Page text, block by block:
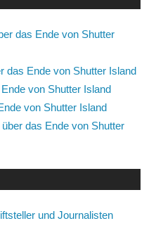
das Ende von Shutter
das Ende von Shutter Island
von Shutter Island
von Shutter Island
das Ende von Shutter
und Journalisten